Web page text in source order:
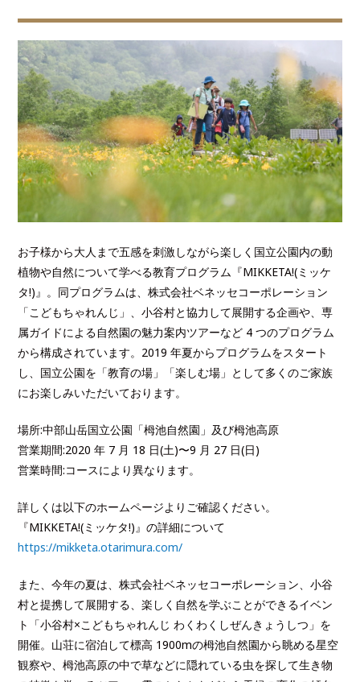
お子様から大人まで五感を刺激しながら楽しく国立公園内の動
植物や自然について学べる教育プログラム『MIKKETA!(ミッケ
タ!)』。同プログラムは、株式会社ベネッセコーポレーション
「こどもちゃれんじ」、小谷村と協力して展開する企画や、専
属ガイドによる自然園の魅力案内ツアーなど 4 つのプログラム
から構成されています。2019 年夏からプログラムをスタート
し、国立公園を「教育の場」「楽しむ場」として多くのご家族
にお楽しみいただいております。
場所:中部山岳国立公園「栂池自然園」及び栂池高原
営業期間:2020 年 7 月 18 日(土)〜9 月 27 日(日)
営業時間:コースにより異なります。
詳しくは以下のホームページよりご確認ください。
『MIKKETA!(ミッケタ!)』の詳細について
https://mikketa.otarimura.com/
また、今年の夏は、株式会社ベネッセコーポレーション、小谷
村と提携して展開する、楽しく自然を学ぶことができるイベン
ト「小谷村×こどもちゃれんじ わくわくしぜんきょうしつ」を
開催。山荘に宿泊して標高 1900mの栂池自然園から眺める星空
観察や、栂池高原の中で草などに隠れている虫を探して生き物